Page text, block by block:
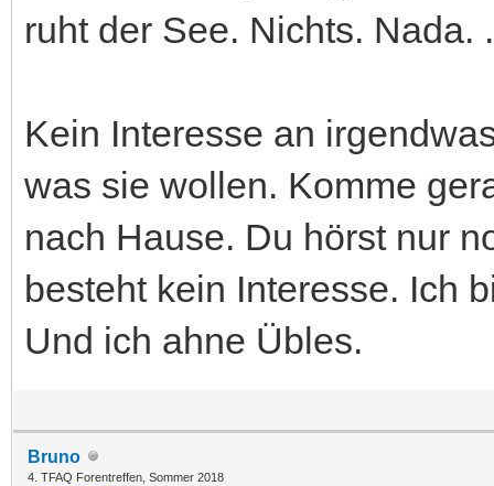
ruht der See. Nichts. Nada.
Kein Interesse an
was sie wollen. Komme
nach Hause. Du hörst nur
besteht kein Interesse. Ich
Und ich ahne Übles.
Bruno
4. TFAQ Forentreffen, Sommer 2018